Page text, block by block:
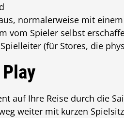
normalerweise mit
vom Spieler selbst
(für Stores, die
auf Ihre Reise durch die
weiter mit kurzen